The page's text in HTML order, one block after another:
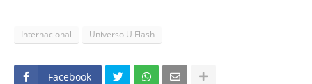
Internacional Universo U Flash
Facebook